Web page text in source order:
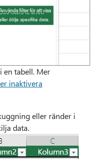
en tabell. Mer
inaktivera
eller ränder i
data.